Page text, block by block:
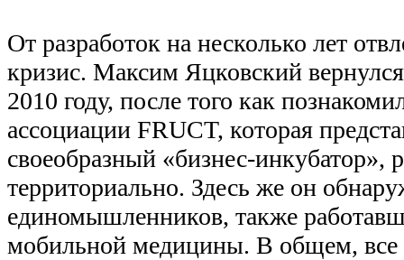
От разработок на несколько лет
кризис. Максим Яцковский
2010 году, после того как
ассоциации FRUCT, которая
своеобразный «бизнес-инкубатор»,
территориально. Здесь же он
единомышленников, также
мобильной медицины. В общем, все